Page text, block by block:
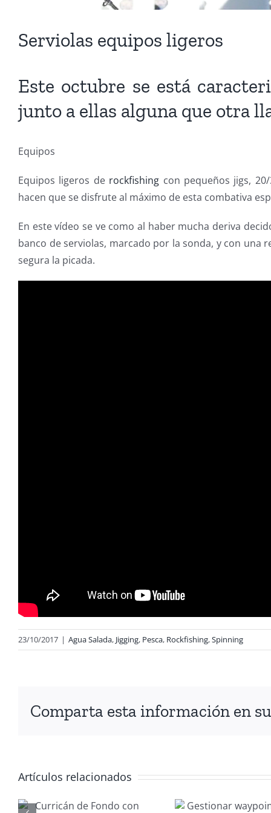
Serviolas equipos ligeros
Este octubre se está
junto a ellas alguna que otra
Equipos
Equipos ligeros de rockfishing con pequeños jigs,
hacen que se disfrute al máximo de esta combativa
En este vídeo se ve como al haber mucha deriva
banco de serviolas, marcado por la sonda, y con una
segura la picada.
23/10/2017 | Agua Salada, Jigging, Pesca, Rockfishing,Spinning
Comparta esta información en
Artículos relacionados